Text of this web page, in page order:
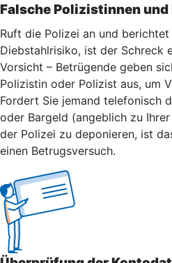
Falsche Polizistinnen
Ruft die Polizei an und
Diebstahlrisiko, ist der Schreck
Vorsicht – Betrügende geben
Polizistin oder Polizist aus, um
Fordert Sie jemand telefonisch
oder Bargeld (angeblich zu
der Polizei zu deponieren, ist
einen Betrugsversuch.